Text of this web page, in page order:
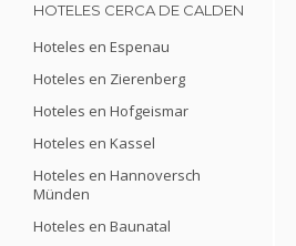
HOTELES CERCA DE CALDEN
Hoteles en Espenau
Hoteles en Zierenberg
Hoteles en Hofgeismar
Hoteles en Kassel
Hoteles en Hannoversch
Münden
Hoteles en Baunatal